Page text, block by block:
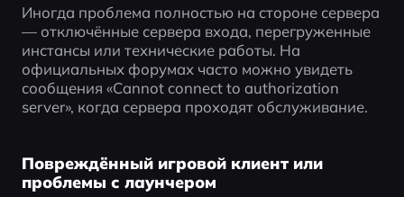
Иногда проблема полностью на стороне сервера
— отключённые сервера входа, перегруженные
инстансы или технические работы. На
официальных форумах часто можно увидеть
сообщения «Cannot connect to authorization
server», когда сервера проходят обслуживание.
Повреждённый игровой клиент или
проблемы с лаунчером